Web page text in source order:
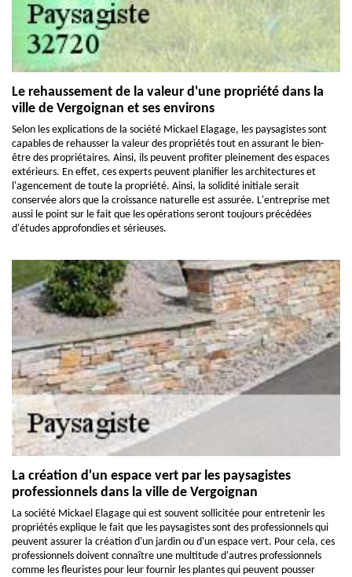
Le rehaussement de la valeur d'une propriété dans la
ville de Vergoignan et ses environs
Selon les explications de la société Mickael Elagage, les paysagistes sont
capables de rehausser la valeur des propriétés tout en assurant le bien-
être des propriétaires. Ainsi, ils peuvent profiter pleinement des espaces
extérieurs. En effet, ces experts peuvent planifier les architectures et
l'agencement de toute la propriété. Ainsi, la solidité initiale serait
conservée alors que la croissance naturelle est assurée. L'entreprise met
aussi le point sur le fait que les opérations seront toujours précédées
d'études approfondies et sérieuses.
La création d'un espace vert par les paysagistes
professionnels dans la ville de Vergoignan
La société Mickael Elagage qui est souvent sollicitée pour entretenir les
propriétés explique le fait que les paysagistes sont des professionnels qui
peuvent assurer la création d'un jardin ou d'un espace vert. Pour cela, ces
professionnels doivent connaître une multitude d'autres professionnels
comme les fleuristes pour leur fournir les plantes qui peuvent pousser